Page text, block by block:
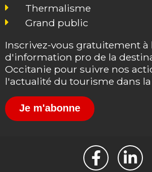
Thermalisme
Grand public
Inscrivez-vous gratuitement à
d'information pro de la
Occitanie pour suivre nos
l'actualité du tourisme dans
Je m'abonne